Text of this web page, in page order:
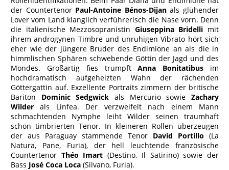
der Countertenor Paul-Antoine Bénos-Dijanals glühender
Lover vom Land klanglich verführerisch die Nase vorn. Denn
die italienische Mezzosopranistin Giuseppina Bridelli mit
ihrem androgynen Timbre und unruhigen Vibrato hört sich
eher wie der jüngere Bruder des Endimione an als die in
himmlischen Sphären schwebende Göttin der Jagd und des
Mondes. Großartig fies trumpftAnna Bonitatibus im
hochdramatisch aufgeheizten Wahn der rächenden
Göttergattin auf. Exzellente Portraits zimmern der britische
Bariton Dominic Sedgwick als Mercurio sowieZachary
Wilder als Linfea. Der verzweifelt nach einem Mann
schmachtenden Nymphe leiht Wilder seinen traumhaft
schön timbrierten Tenor. In kleineren Rollen überzeugen
der aus Paraguay stammende Tenor David Portillo (La
Natura, Pane, Furia), der hell leuchtende französische
Countertenor Théo Imart (Destino, Il Satirino) sowie der
Bass José Coca Loca (Silvano, Furia).